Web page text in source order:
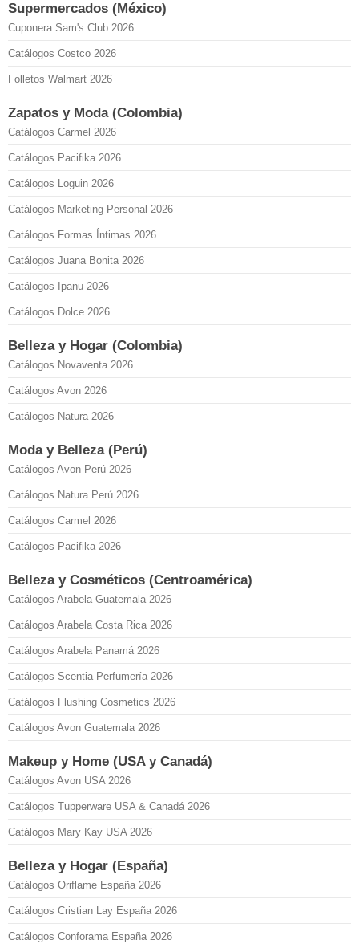
Supermercados (México)
Cuponera Sam's Club 2026
Catálogos Costco 2026
Folletos Walmart 2026
Zapatos y Moda (Colombia)
Catálogos Carmel 2026
Catálogos Pacifika 2026
Catálogos Loguin 2026
Catálogos Marketing Personal 2026
Catálogos Formas Íntimas 2026
Catálogos Juana Bonita 2026
Catálogos Ipanu 2026
Catálogos Dolce 2026
Belleza y Hogar (Colombia)
Catálogos Novaventa 2026
Catálogos Avon 2026
Catálogos Natura 2026
Moda y Belleza (Perú)
Catálogos Avon Perú 2026
Catálogos Natura Perú 2026
Catálogos Carmel 2026
Catálogos Pacifika 2026
Belleza y Cosméticos (Centroamérica)
Catálogos Arabela Guatemala 2026
Catálogos Arabela Costa Rica 2026
Catálogos Arabela Panamá 2026
Catálogos Scentia Perfumería 2026
Catálogos Flushing Cosmetics 2026
Catálogos Avon Guatemala 2026
Makeup y Home (USA y Canadá)
Catálogos Avon USA 2026
Catálogos Tupperware USA & Canadá 2026
Catálogos Mary Kay USA 2026
Belleza y Hogar (España)
Catálogos Oriflame España 2026
Catálogos Cristian Lay España 2026
Catálogos Conforama España 2026